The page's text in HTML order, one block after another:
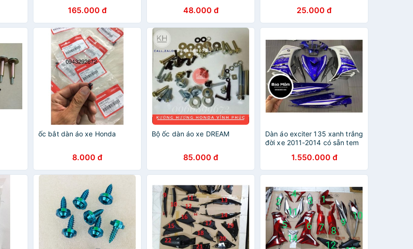
165.000 đ 48.000 đ 25.000 đ
ốc bắt dàn áo xe Honda
8.000 đ
Bộ ốc dàn áo xe DREAM
85.000 đ
Dàn áo exciter 135 xanh trắng
đời xe 2011-2014 có sẵn tem
1.550.000 đ